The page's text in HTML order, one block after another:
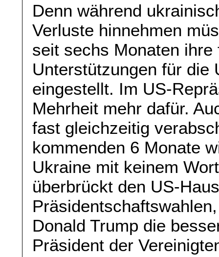
Denn während
Verluste hinnehmen
seit sechs Monaten
Unterstützungen für die
eingestellt. Im US-
Mehrheit mehr dafür.
fast gleichzeitig
kommenden 6 Monate
Ukraine mit keinem
überbrückt den US-
Donald Trump die
Präsident der